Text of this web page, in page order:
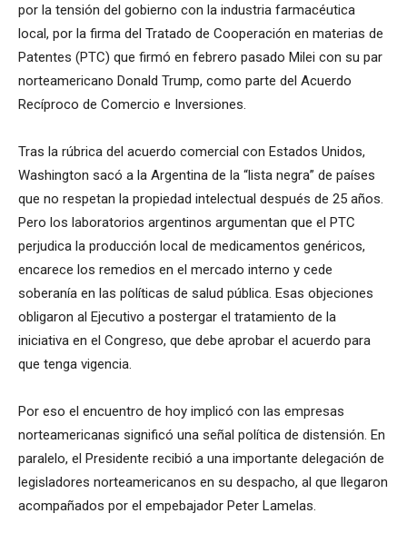
por la tensión del gobierno con la industria farmacéutica
local, por la firma del Tratado de Cooperación en materias de
Patentes (PTC) que firmó en febrero pasado Milei con su par
norteamericano Donald Trump, como parte del Acuerdo
Recíproco de Comercio e Inversiones.
Tras la rúbrica del acuerdo comercial con Estados Unidos,
Washington sacó a la Argentina de la “lista negra” de países
que no respetan la propiedad intelectual después de 25 años.
Pero los laboratorios argentinos argumentan que el PTC
perjudica la producción local de medicamentos genéricos,
encarece los remedios en el mercado interno y cede
soberanía en las políticas de salud pública. Esas objeciones
obligaron al Ejecutivo a postergar el tratamiento de la
iniciativa en el Congreso, que debe aprobar el acuerdo para
que tenga vigencia.
Por eso el encuentro de hoy implicó con las empresas
norteamericanas significó una señal política de distensión. En
paralelo, el Presidente recibió a una importante delegación de
legisladores norteamericanos en su despacho, al que llegaron
acompañados por el empebajador Peter Lamelas.